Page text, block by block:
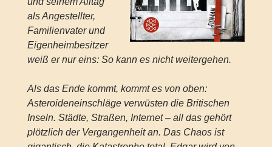
als Angestellter,
Familienvater und
Eigenheimbesitzer
weiß er nur eins: So kann es nicht weitergehen.
Als das Ende kommt, kommt es von oben:
Asteroideneinschläge verwüsten die Britischen
Inseln. Städte, Straßen, Internet – all das gehört
plötzlich der Vergangenheit an. Das Chaos ist